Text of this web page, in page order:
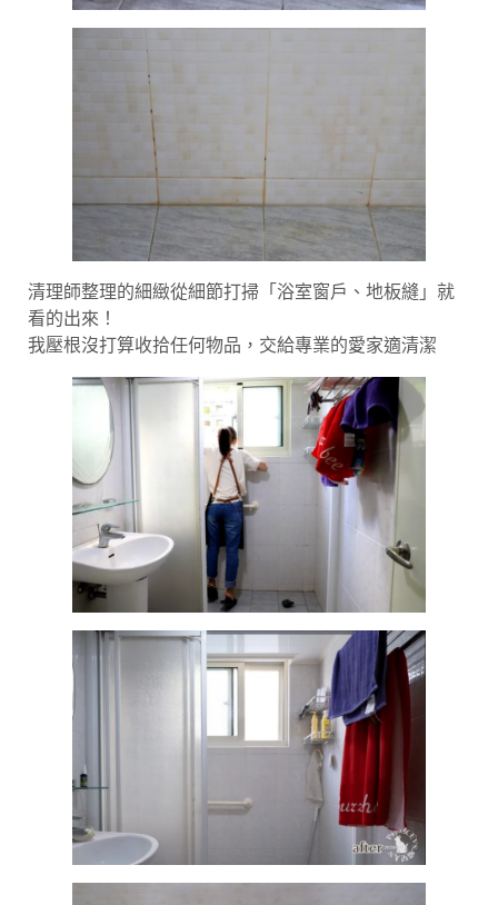
清理師整理的細緻從細節打掃「浴室窗戶、地板縫」就
看的出來！
我壓根沒打算收拾任何物品，交給專業的愛家適清潔